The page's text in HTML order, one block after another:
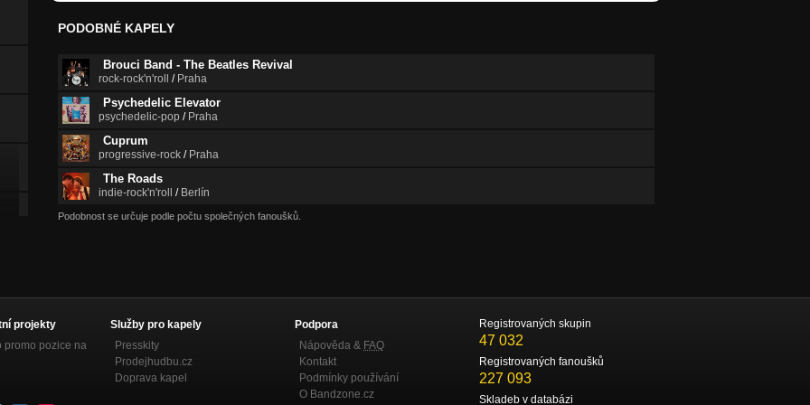
PODOBNÉ KAPELY
Brouci Band - The Beatles Revival
rock-rock'n'roll / Praha
Psychedelic Elevator
psychedelic-pop / Praha
Cuprum
progressive-rock / Praha
The Roads
indie-rock'n'roll / Berlín
Podobnost se určuje podle počtu společných fanoušků.
projekty
promo pozice na
Služby pro kapely
Presskity
Prodejhudbu.cz
Doprava kapel
Podpora
Nápověda & FAQ
Kontakt
Podmínky používání
O Bandzone.cz
Registrovaných skupin
47 032
Registrovaných fanoušků
227 093
Skladeb v databázi